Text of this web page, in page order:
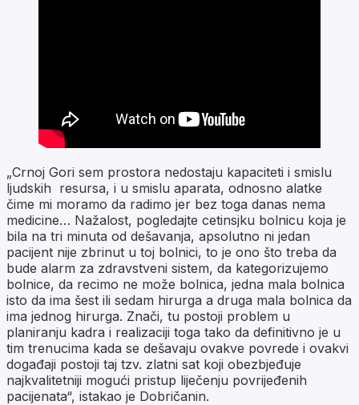
„Crnoj Gori sem prostora nedostaju kapaciteti i smislu
ljudskih resursa, i u smislu aparata, odnosno alatke
čime mi moramo da radimo jer bez toga danas nema
medicine… Nažalost, pogledajte cetinsjku bolnicu koja je
bila na tri minuta od dešavanja, apsolutno ni jedan
pacijent nije zbrinut u toj bolnici, to je ono što treba da
bude alarm za zdravstveni sistem, da kategorizujemo
bolnice, da recimo ne može bolnica, jedna mala bolnica
isto da ima šest ili sedam hirurga a druga mala bolnica da
ima jednog hirurga. Znači, tu postoji problem u
planiranju kadra i realizaciji toga tako da definitivno je u
tim trenucima kada se dešavaju ovakve povrede i ovakvi
događaji postoji taj tzv. zlatni sat koji obezbjeđuje
najkvalitetniji mogući pristup liječenju povrijeđenih
pacijenata“, istakao je Dobričanin.